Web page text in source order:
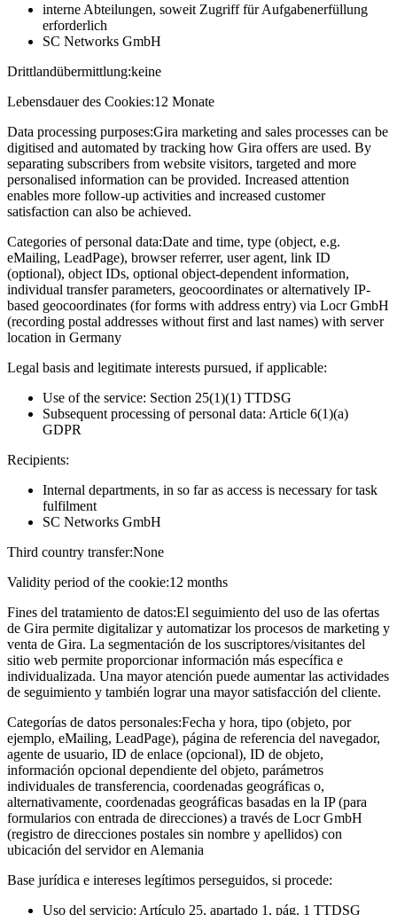
interne Abteilungen, soweit Zugriff für Aufgabenerfüllung
erforderlich
SC Networks GmbH
Drittlandübermittlung:keine
Lebensdauer des Cookies:12 Monate
Data processing purposes:Gira marketing and sales processes can be
digitised and automated by tracking how Gira offers are used. By
separating subscribers from website visitors, targeted and more
personalised information can be provided. Increased attention
enables more follow-up activities and increased customer
satisfaction can also be achieved.
Categories of personal data:Date and time, type (object, e.g.
eMailing, LeadPage), browser referrer, user agent, link ID
(optional), object IDs, optional object-dependent information,
individual transfer parameters, geocoordinates or alternatively IP-
based geocoordinates (for forms with address entry) via Locr GmbH
(recording postal addresses without first and last names) with server
location in Germany
Legal basis and legitimate interests pursued, if applicable:
Use of the service: Section 25(1)(1) TTDSG
Subsequent processing of personal data: Article 6(1)(a)
GDPR
Recipients:
Internal departments, in so far as access is necessary for task
fulfilment
SC Networks GmbH
Third country transfer:None
Validity period of the cookie:12 months
Fines del tratamiento de datos:El seguimiento del uso de las ofertas
de Gira permite digitalizar y automatizar los procesos de marketing y
venta de Gira. La segmentación de los suscriptores/visitantes del
sitio web permite proporcionar información más específica e
individualizada. Una mayor atención puede aumentar las actividades
de seguimiento y también lograr una mayor satisfacción del cliente.
Categorías de datos personales:Fecha y hora, tipo (objeto, por
ejemplo, eMailing, LeadPage), página de referencia del navegador,
agente de usuario, ID de enlace (opcional), ID de objeto,
información opcional dependiente del objeto, parámetros
individuales de transferencia, coordenadas geográficas o,
alternativamente, coordenadas geográficas basadas en la IP (para
formularios con entrada de direcciones) a través de Locr GmbH
(registro de direcciones postales sin nombre y apellidos) con
ubicación del servidor en Alemania
Base jurídica e intereses legítimos perseguidos, si procede:
Uso del servicio: Artículo 25, apartado 1, pág. 1 TTDSG